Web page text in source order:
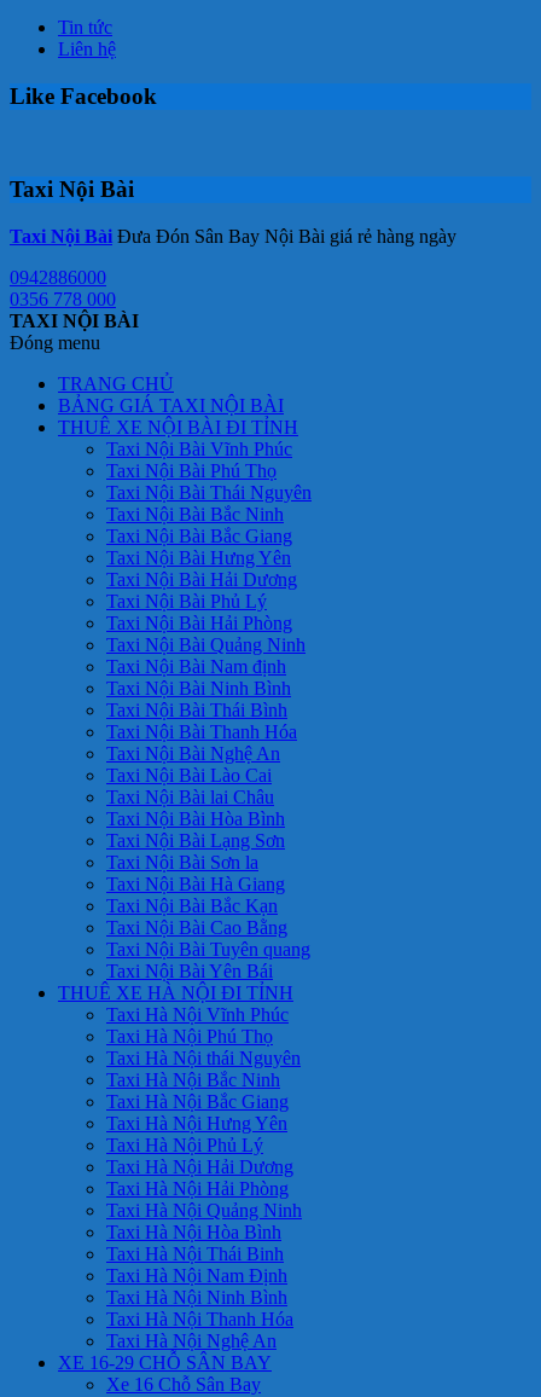
Tin tức
Liên hệ
Like Facebook
Taxi Nội Bài
Taxi Nội Bài Đưa Đón Sân Bay Nội Bài giá rẻ hàng ngày
0942886000
0356 778 000
TAXI NỘI BÀI
Đóng menu
TRANG CHỦ
BẢNG GIÁ TAXI NỘI BÀI
THUÊ XE NỘI BÀI ĐI TỈNH
Taxi Nội Bài Vĩnh Phúc
Taxi Nội Bài Phú Thọ
Taxi Nội Bài Thái Nguyên
Taxi Nội Bài Bắc Ninh
Taxi Nội Bài Bắc Giang
Taxi Nội Bài Hưng Yên
Taxi Nội Bài Hải Dương
Taxi Nội Bài Phủ Lý
Taxi Nội Bài Hải Phòng
Taxi Nội Bài Quảng Ninh
Taxi Nội Bài Nam định
Taxi Nội Bài Ninh Bình
Taxi Nội Bài Thái Bình
Taxi Nội Bài Thanh Hóa
Taxi Nội Bài Nghệ An
Taxi Nội Bài Lào Cai
Taxi Nội Bài lai Châu
Taxi Nội Bài Hòa Bình
Taxi Nội Bài Lạng Sơn
Taxi Nội Bài Sơn la
Taxi Nội Bài Hà Giang
Taxi Nội Bài Bắc Kạn
Taxi Nội Bài Cao Bằng
Taxi Nội Bài Tuyên quang
Taxi Nội Bài Yên Bái
THUÊ XE HÀ NỘI ĐI TỈNH
Taxi Hà Nội Vĩnh Phúc
Taxi Hà Nội Phú Thọ
Taxi Hà Nội thái Nguyên
Taxi Hà Nội Bắc Ninh
Taxi Hà Nội Bắc Giang
Taxi Hà Nội Hưng Yên
Taxi Hà Nội Phủ Lý
Taxi Hà Nội Hải Dương
Taxi Hà Nội Hải Phòng
Taxi Hà Nội Quảng Ninh
Taxi Hà Nội Hòa Bình
Taxi Hà Nội Thái Binh
Taxi Hà Nội Nam Định
Taxi Hà Nội Ninh Bình
Taxi Hà Nội Thanh Hóa
Taxi Hà Nội Nghệ An
XE 16-29 CHỖ SÂN BAY
Xe 16 Chỗ Sân Bay